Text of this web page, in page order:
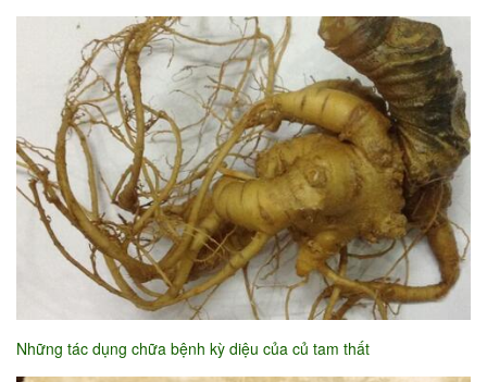
Những tác dụng chữa bệnh kỳ diệu của củ tam thất